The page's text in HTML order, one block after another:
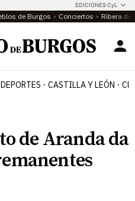
EDICIONES CyL
de Burgos Conciertos Ribera del
DEPORTES CASTILLA Y LEÓN
de Aranda da